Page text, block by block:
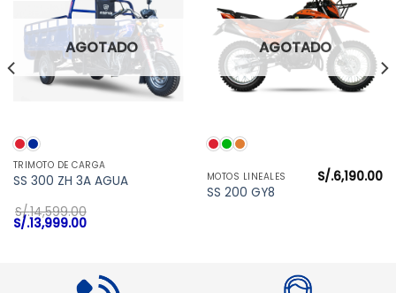
AGOTADO
TRIMOTO DE CARGA
SS 300 ZH 3A AGUA
S/.14,599.00
El
precio
S/.13,999.00El
AGOTADO
MOTOS LINEALES
SS 200 GY8
S/.6,190.00